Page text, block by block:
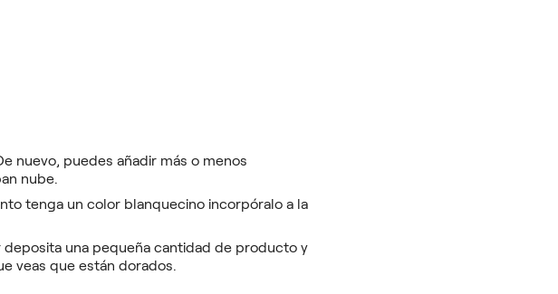
nuevo, puedes añadir más o menos
nube.
tenga un color blanquecino incorpóralo a la
una pequeña cantidad de producto y
veas que están dorados.